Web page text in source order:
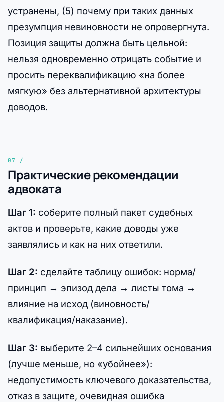
устранены, (5) почему при таких данных
презумпция невиновности не опровергнута.
Позиция защиты должна быть цельной:
нельзя одновременно отрицать событие и
просить переквалификацию «на более
мягкую» без альтернативной архитектуры
доводов.
Практические рекомендации
адвоката
Шаг 1: соберите полный пакет судебных
актов и проверьте, какие доводы уже
заявлялись и как на них ответили.
Шаг 2: сделайте таблицу ошибок: норма/
принцип → эпизод дела → листы тома →
влияние на исход (виновность/
квалификация/наказание).
Шаг 3: выберите 2–4 сильнейших основания
(лучше меньше, но «убойнее»):
недопустимость ключевого доказательства,
отказ в защите, очевидная ошибка